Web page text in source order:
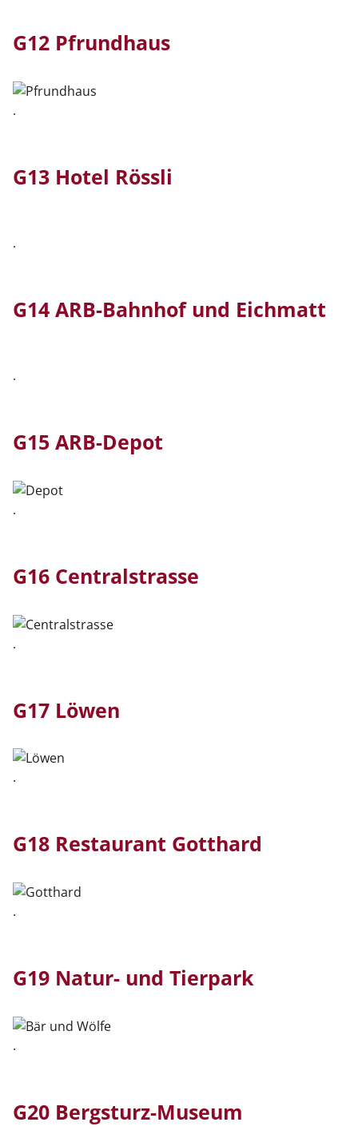
G12 Pfrundhaus
.
G13 Hotel Rössli
.
G14 ARB-Bahnhof und Eichmatt
.
G15 ARB-Depot
.
G16 Centralstrasse
.
G17 Löwen
.
G18 Restaurant Gotthard
.
G19 Natur- und Tierpark
.
G20 Bergsturz-Museum